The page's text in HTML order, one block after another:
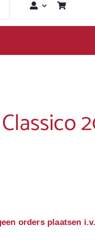
orders plaatsen